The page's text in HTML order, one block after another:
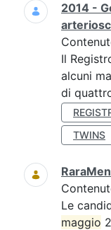
2014 -
Il
alcuni
di
TWINS
Le
maggio